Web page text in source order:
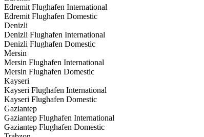
Edremit Flughafen International
Edremit Flughafen Domestic
Denizli
Denizli Flughafen International
Denizli Flughafen Domestic
Mersin
Mersin Flughafen International
Mersin Flughafen Domestic
Kayseri
Kayseri Flughafen International
Kayseri Flughafen Domestic
Gaziantep
Gaziantep Flughafen International
Gaziantep Flughafen Domestic